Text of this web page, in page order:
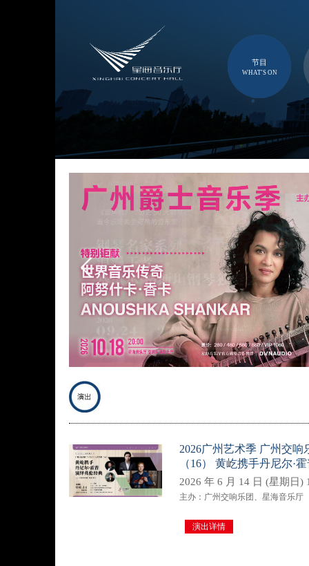
节目
WHAT'S ON
2026广州艺术季 广州交响
（16） 黄屹携手丹尼尔·
2026 年 6 月 14 日 (星期日)
主办：广州交响乐团、星海音乐厅
演出详情